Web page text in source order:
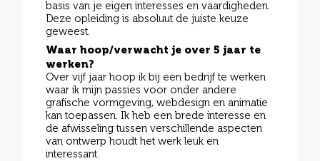
basis van je eigen interesses en vaardigheden.
Deze opleiding is absoluut de juiste keuze
geweest.
Waar hoop/verwacht je over 5 jaar te
werken?
Over vijf jaar hoop ik bij een bedrijf te werken
waar ik mijn passies voor onder andere
grafische vormgeving, webdesign en animatie
kan toepassen. Ik heb een brede interesse en
de afwisseling tussen verschillende aspecten
van ontwerp houdt het werk leuk en
interessant.